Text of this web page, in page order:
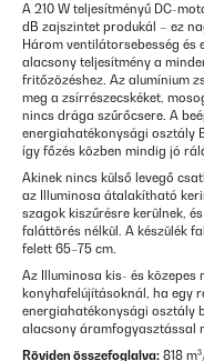
A 210 W teljesítményű DC-
dB zajszintet produkál – ez
Három ventilátorsebesség
alacsony teljesítmény a
fritőzözéshez. Az alumínium
meg a zsírrészecskéket,
nincs drága szűrőcsere. A
energiahatékonysági osztály
így főzés közben mindig jó
Akinek nincs külső levegő
az Illuminosa átalakítható
szagok kiszűrésre kerülnek,
faláttörés nélkül. A készülék
felett 65–75 cm.
Az Illuminosa kis- és közepes
konyhafelújításoknál, ha egy
energiahatékonysági osztály
alacsony áramfogyasztással
Röviden összefoglalva: 818